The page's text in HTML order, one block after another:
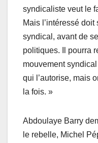
syndicaliste veut le
Mais l’intéressé
syndical, avant de
politiques. Il pourra
mouvement
qui l’autorise, mais
la fois. »
Abdoulaye Barry
le rebelle, Michel